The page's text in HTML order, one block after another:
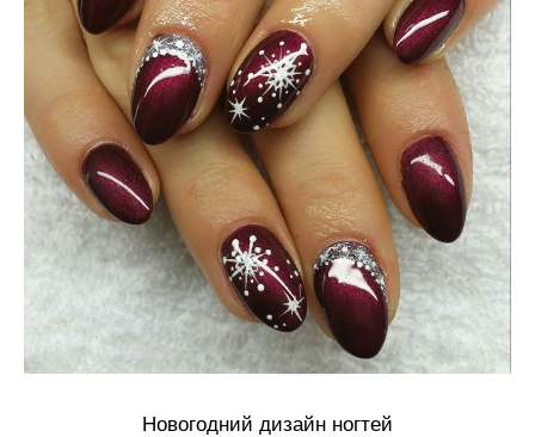
Новогодний дизайн ногтей